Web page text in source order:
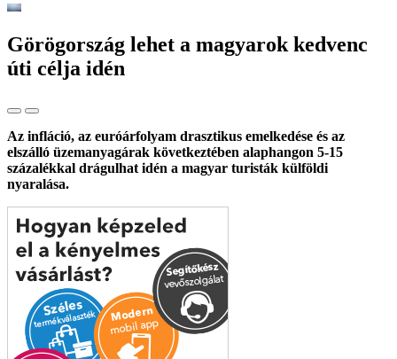
Görögország lehet a magyarok kedvenc
úti célja idén
Az infláció, az euróárfolyam drasztikus emelkedése és az
elszálló üzemanyagárak következtében alaphangon 5-15
százalékkal drágulhat idén a magyar turisták külföldi
nyaralása.